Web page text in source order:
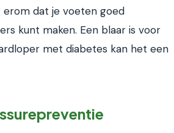
dat je voeten goed
kunt maken. Een blaar is voor
met diabetes kan het een